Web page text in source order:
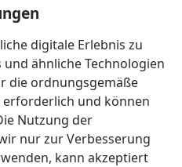
digitale Erlebnis zu
ähnliche Technologien
die ordnungsgemäße
und können
Nutzung der
nur zur Verbesserung
kann akzeptiert